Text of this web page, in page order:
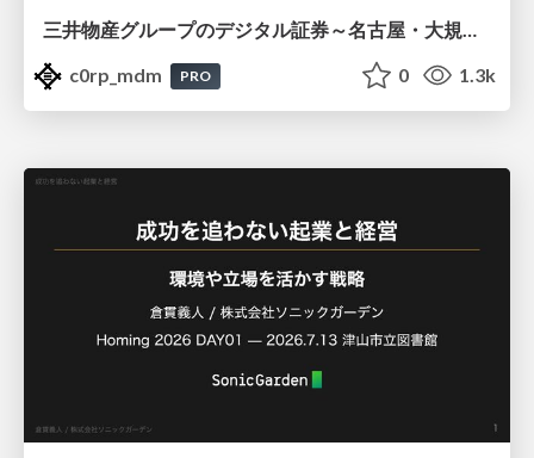
三井物産グループのデジタル証券～名古屋・大規模レジデンス～徹底解説セミナー
c0rp_mdm
PRO 0 1.3k